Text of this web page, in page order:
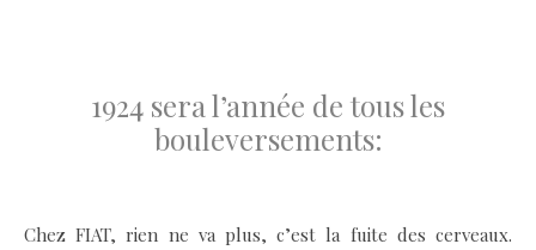
1924 sera l’année de tous les
bouleversements:
Chez FIAT, rien ne va plus, c’est la fuite des cerveaux.